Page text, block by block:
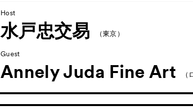
Host
水戸忠交易 （東京）
Guest
Annely Juda Fine Art